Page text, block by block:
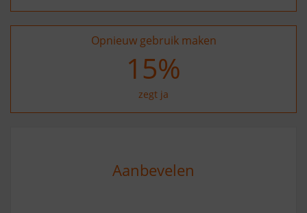
Opnieuw gebruik maken
25%
zegt ja
Aanbevelen